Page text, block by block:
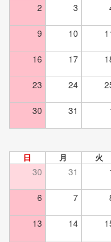
2 3
9 10
16 17
23 24
30 31
日 月 火
30 31
6 7
13 14